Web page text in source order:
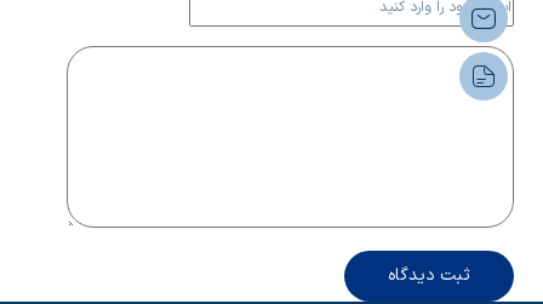
ثبت دیدگاه